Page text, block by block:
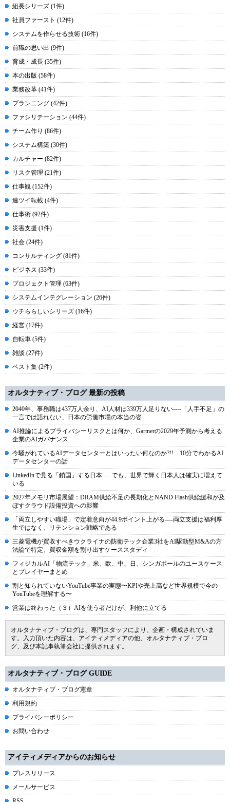
組長シリーズ (1件)
社員ファースト (12件)
システムを作らせる技術 (16件)
前職の思い出 (9件)
育成・成長 (35件)
本の出版 (58件)
業務改革 (41件)
プランニング (42件)
ファシリテーション (44件)
チーム作り (86件)
システム構築 (30件)
カルチャー (82件)
リスク管理 (21件)
仕事観 (152件)
連ツイ転載 (4件)
仕事術 (92件)
災害支援 (1件)
社会 (24件)
コンサルティング (81件)
ビジネス (33件)
プロジェクト管理 (63件)
システムインテグレーション (26件)
ウチららしいシリーズ (16件)
経営 (17件)
自転車 (5件)
雑談 (27件)
ベスト集 (2件)
オルタナティブ・ブログ 最新の投稿
2040年、事務職は437万人余り、AI人材は339万人足りない----「人手不足」の
一言では語れない、日本の労働市場の本当の姿
AI推論によるプライバシーリスクとは何か、Gartnerの2029年予測から考える
企業のAIガバナンス
今騒がれているAIデータセンターとはいったい何なのか?!! 10分でわかるAI
データセンターの話
LinkedInで見る「鎖国」する日本 ― でも、世界で輝く日本人は確実に増えて
いる
2027年メモリ市場展望：DRAM供給不足の長期化とNAND Flash供給緩和が及
ぼすクラウド設備投資への影響
「両立しやすい職場」で定着意向が44.9ポイント上がる----両立支援は福利厚
生ではなく、リテンション戦略である
三菱電機が買収すべきウクライナの防衛テック企業3社をAI駆動型M&Aの方
法論で特定、買収金額を割り出すケーススタディ
フィジカルAI「物流テック」米、欧、中、日、シンガポールのユースケース
とプレイヤーまとめ
割と知られていないYouTube事業の実態〜KPIや売上高など世界規模で今の
YouTubeを理解する〜
営業は終わった（３）AIを使う者だけが、利他に立てる
オルタナティブ・ブログは、専門スタッフにより、企画・構成されていま
す。入力頂いた内容は、アイティメディアの他、オルタナティブ・ブロ
グ、及び本記事執筆会社に提供されます。
オルタナティブ・ブログ GUIDE
オルタナティブ・ブログ憲章
利用規約
プライバシーポリシー
お問い合わせ
アイティメディアからのお知らせ
プレスリリース
メールサービス